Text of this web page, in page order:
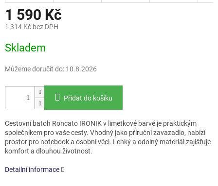
1 590 Kč
1 314 Kč bez DPH
cena:
Skladem
Můžeme doručit do: 10.8.2026
Přidat do košíku
Cestovní batoh Roncato IRONIK v limetkové barvě je praktickým
společníkem pro vaše cesty. Vhodný jako příruční zavazadlo, nabízí
prostor pro notebook a osobní věci. Lehký a odolný materiál zajišťuje
komfort a dlouhou životnost.
Detailní informace